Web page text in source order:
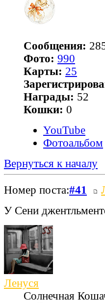
Сообщения:
Фото: 990
Карты: 25
Награды: 52
Кошки: 0
YouTube
Фотоальбом
Вернуться к началу
Номер поста:#41
У Сени
Ленуся
Солнечная